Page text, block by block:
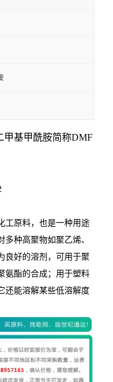
甲基甲酰胺简称DMF
工原料，也是一种用途
种高聚物如聚乙烯、
良好的溶剂，可用于聚
氨酯的合成；用于塑料
还能溶解某些低溶解度